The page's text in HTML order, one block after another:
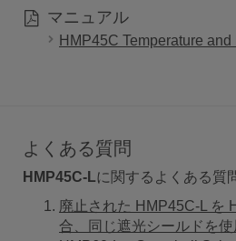
マニュアル
HMP45C Temperature
よくある質問
HMP45C-Lに関するよくある質
廃止された HMP45C-L を
合、同じ遮光シールドを